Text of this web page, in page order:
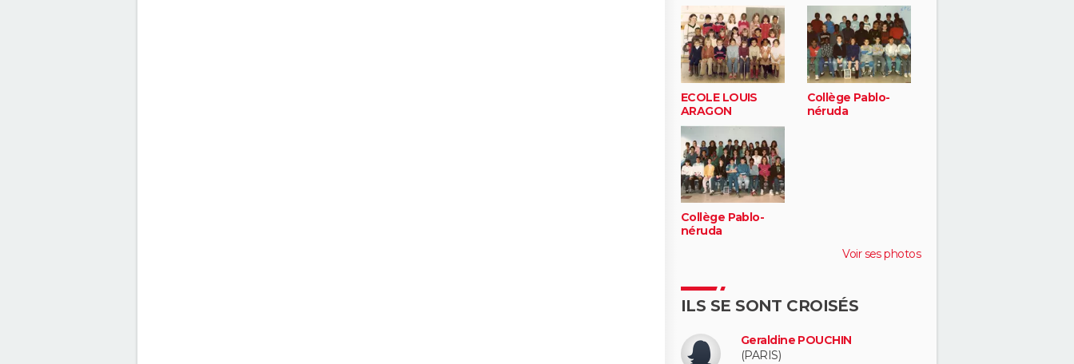
ECOLE LOUIS
ARAGON
Collège Pablo-
néruda
Collège Pablo-
néruda
Voir ses photos
ILS SE SONT CROISÉS
Geraldine POUCHIN
(PARIS)